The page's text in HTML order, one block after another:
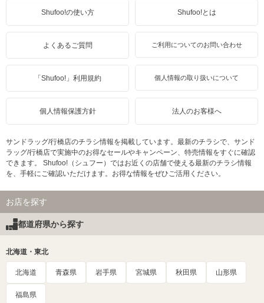
Shufoo!の使い方 Shufoo!とは
よくあるご質問 ご利用についてのお問い合わせ
「Shufoo!」利用規約 個人情報の取り扱いについて
個人情報保護方針 法人のお客様へ
サンドラッグ/行橋店のチラシ情報を掲載しています。最新のチラシで、サンド
ラッグ/行橋店で実施中のお得なセールやキャンペーン、特売情報をすぐに確認
できます。 Shufoo!（シュフー）ではお近くの店舗で使える最新のチラシ情報
を、手軽にご確認いただけます。お得な情報をぜひご活用ください。
お店を探す
都道府県から探す
北海道・東北
北海道 青森県 岩手県 宮城県 秋田県 山形県
福島県